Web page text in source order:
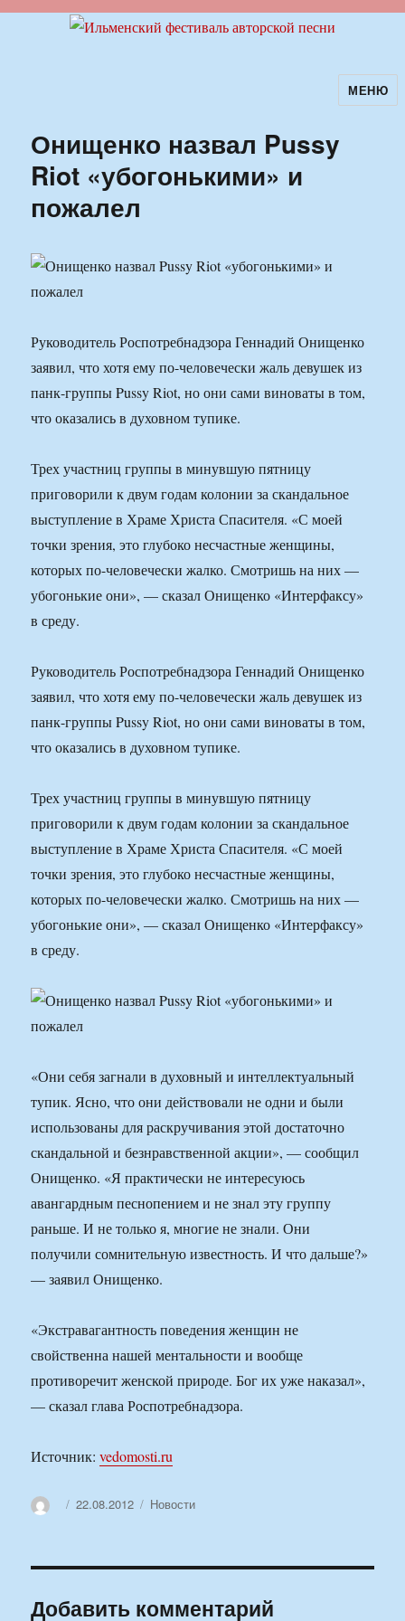
Ильменский фестиваль авторскойМЕНЮ
Онищенко назвал Pussy
Riot «убогонькими» и
пожалел
Руководитель Роспотребнадзора Геннадий Онищенко
заявил, что хотя ему по-человечески жаль девушек из
панк-группы Pussy Riot, но они сами виноваты в том,
что оказались в духовном тупике.
Трех участниц группы в минувшую пятницу
приговорили к двум годам колонии за скандальное
выступление в Храме Христа Спасителя. «С моей
точки зрения, это глубоко несчастные женщины,
которых по-человечески жалко. Смотришь на них —
убогонькие они», — сказал Онищенко «Интерфаксу»
в среду.
Руководитель Роспотребнадзора Геннадий Онищенко
заявил, что хотя ему по-человечески жаль девушек из
панк-группы Pussy Riot, но они сами виноваты в том,
что оказались в духовном тупике.
Трех участниц группы в минувшую пятницу
приговорили к двум годам колонии за скандальное
выступление в Храме Христа Спасителя. «С моей
точки зрения, это глубоко несчастные женщины,
которых по-человечески жалко. Смотришь на них —
убогонькие они», — сказал Онищенко «Интерфаксу»
в среду.
«Они себя загнали в духовный и интеллектуальный
тупик. Ясно, что они действовали не одни и были
использованы для раскручивания этой достаточно
скандальной и безнравственной акции», — сообщил
Онищенко. «Я практически не интересуюсь
авангардным песнопением и не знал эту группу
раньше. И не только я, многие не знали. Они
получили сомнительную известность. И что дальше?»
— заявил Онищенко.
«Экстравагантность поведения женщин не
свойственна нашей ментальности и вообще
противоречит женской природе. Бог их уже наказал»,
— сказал глава Роспотребнадзора.
Источник:vedomosti.ru
АвторОпубликовано
22.08.2012 Рубрики
Новости
Добавить комментарий